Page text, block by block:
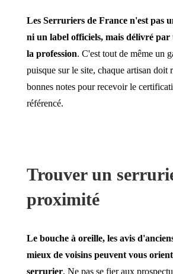
Les Serruriers de France n'est pas
ni un label officiels, mais délivré par
la profession. C'est tout de même un
puisque sur le site, chaque artisan doit
bonnes notes pour recevoir le
référencé.
Trouver un
proximité
Le bouche à oreille, les avis
mieux de voisins peuvent vous
serrurier. Ne pas se fier aux